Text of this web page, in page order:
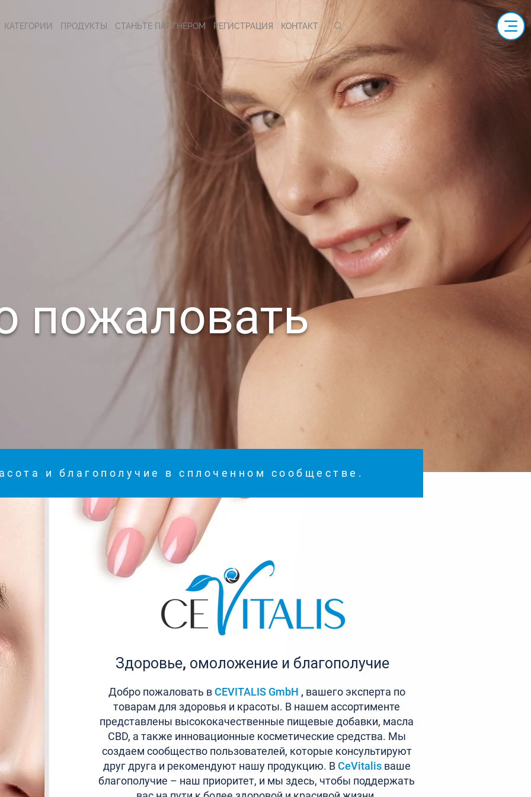
КАТЕГОРИИ ПРОДУКТЫ СТАНЬТЕ ПАРТНЕРОМ РЕГИСТРАЦИЯ КОНТАКТ
пожаловать
и благополучие в сплоченном сообществе.
Здоровье, омоложение и благополучие
Добро пожаловать вCEVITALIS GmbH , вашего эксперта по
товарам для здоровья и красоты. В нашем ассортименте
представлены высококачественные пищевые добавки, масла
CBD, а также инновационные косметические средства. Мы
создаем сообщество пользователей, которые консультируют
друг друга и рекомендуют нашу продукцию. ВCeVitalisваше
благополучие – наш приоритет, и мы здесь, чтобы поддержать